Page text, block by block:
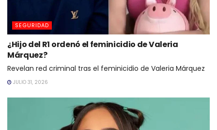
SEGURIDAD
¿Hijo del R1 ordenó el feminicidio de Valeria
Márquez?
Revelan red criminal tras el feminicidio de Valeria Márquez
JULIO 31, 2026